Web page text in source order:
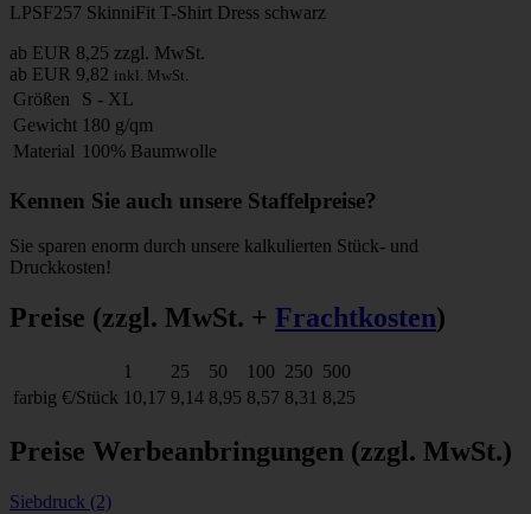
LPSF257 SkinniFit T-Shirt Dress schwarz
ab EUR 8,25 zzgl. MwSt.
ab EUR 9,82 inkl. MwSt.
Größen
S - XL
Gewicht 180 g/qm
Material 100% Baumwolle
Kennen Sie auch unsere Staffelpreise?
Sie sparen enorm durch unsere kalkulierten Stück- und
Druckkosten!
Preise (zzgl. MwSt. + Frachtkosten)
1 25 50 100 250 500
farbig €/Stück 10,17 9,14 8,95 8,57 8,31 8,25
Preise Werbeanbringungen (zzgl. MwSt.)
Siebdruck (2)